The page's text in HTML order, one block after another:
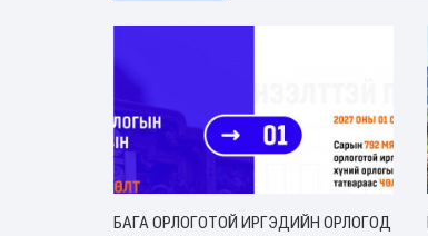
БАГА ОРЛОГОТОЙ ИРГЭДИЙН ОРЛОГОД